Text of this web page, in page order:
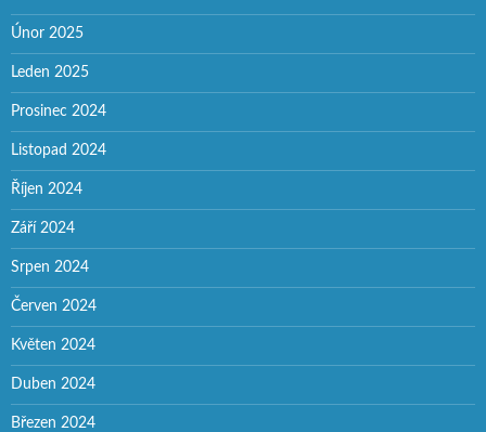
Únor 2025
Leden 2025
Prosinec 2024
Listopad 2024
Říjen 2024
Září 2024
Srpen 2024
Červen 2024
Květen 2024
Duben 2024
Březen 2024